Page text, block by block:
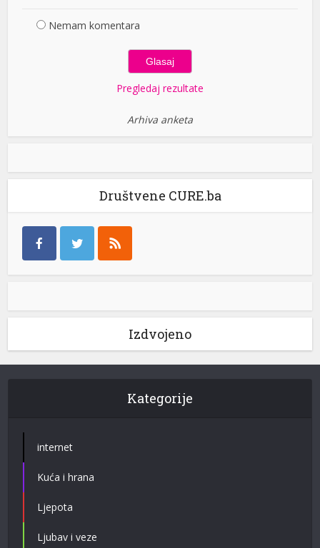
Nemam komentara
Pregledaj rezultate
Arhiva anketa
Društvene CURE.ba
Izdvojeno
Kategorije
internet
Kuća i hrana
Ljepota
Ljubav i veze